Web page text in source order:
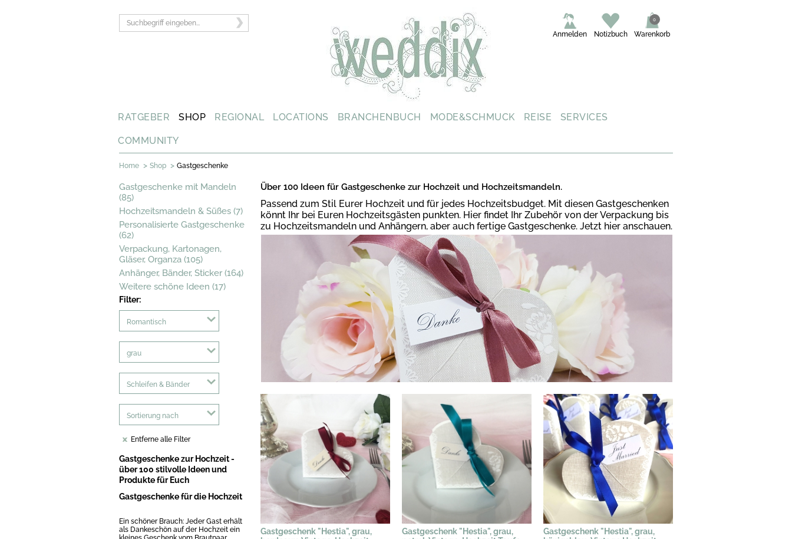
Warenkorb
0
Notizbuch
Anmelden
RATGEBER SHOP REGIONAL LOCATIONS BRANCHENBUCH MODE&SCHMUCK REISE SERVICES
COMMUNITY
Home > Shop > Gastgeschenke
Gastgeschenke mit Mandeln
(85)
Hochzeitsmandeln & Süßes (7)
Personalisierte Gastgeschenke
(62)
Verpackung, Kartonagen,
Gläser, Organza (105)
Anhänger, Bänder, Sticker (164)
Weitere schöne Ideen (17)
Filter:
Romantisch
grau
Schleifen & Bänder
Sortierung nach
Entferne alle Filter
Gastgeschenke zur Hochzeit -
über 100 stilvolle Ideen und
Produkte für Euch
Gastgeschenke für die Hochzeit
Ein schöner Brauch: Jeder Gast erhält
als Dankeschön auf der Hochzeit ein
Über 100 Ideen für Gastgeschenke zur Hochzeit und Hochzeitsmandeln.
Passend zum Stil Eurer Hochzeit und für jedes Hochzeitsbudget. Mit diesen Gastgeschenken
könnt Ihr bei Euren Hochzeitsgästen punkten. Hier findet Ihr Zubehör von der Verpackung bis
zu Hochzeitsmandeln und Anhängern, aber auch fertige Gastgeschenke. Jetzt hier anschauen.
Gastgeschenk "Hestia", grau,
Gastgeschenk "Hestia", grau,
Gastgeschenk "Hestia", grau,